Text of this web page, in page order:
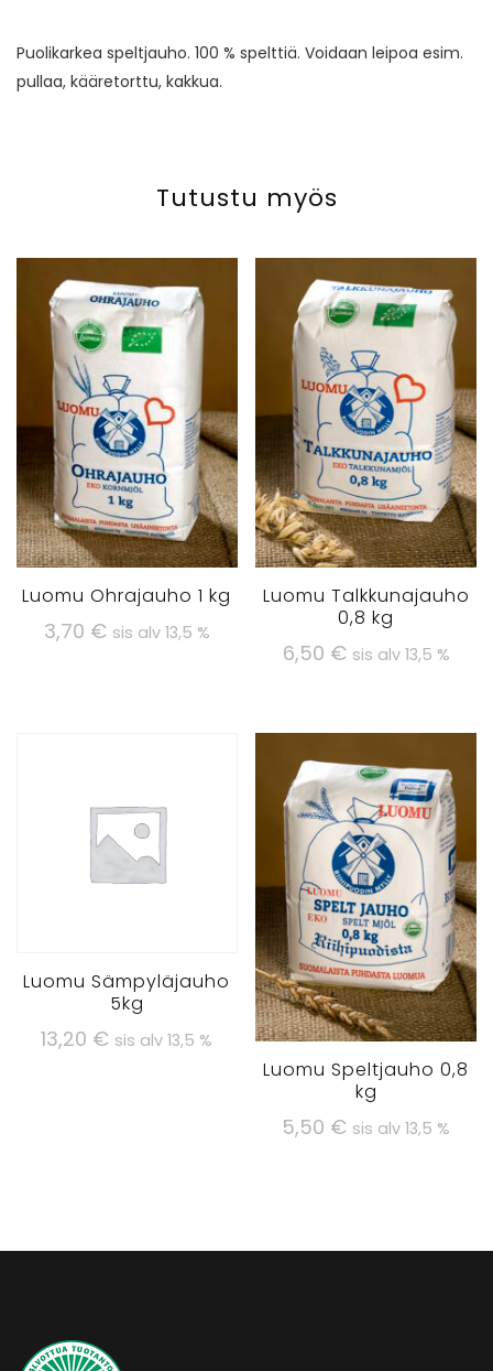
Puolikarkea speltjauho. 100 % spelttiä. Voidaan leipoa esim.
pullaa, kääretorttu, kakkua.
Tutustu myös
Luomu Ohrajauho 1 kg
3,70 € sis alv 13,5 %
Luomu Talkkunajauho
0,8 kg
6,50 € sis alv 13,5 %
Luomu Sämpyläjauho
5kg
13,20 € sis alv 13,5 %
Luomu Speltjauho 0,8
kg
5,50 € sis alv 13,5 %